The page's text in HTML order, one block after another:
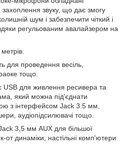
звуку, що дає змогу
шум і забезпечити чіткий і
регульованим авалайзером на
для проведення весіль,
тощо.
для живлення ресивера та
який можна під'єднати
з інтерфейсом Jack 3.5 мм,
аудіопідсилювачі тощо.
3,5 мм AUX для більшої
от динаміки, настільні комп'ютери